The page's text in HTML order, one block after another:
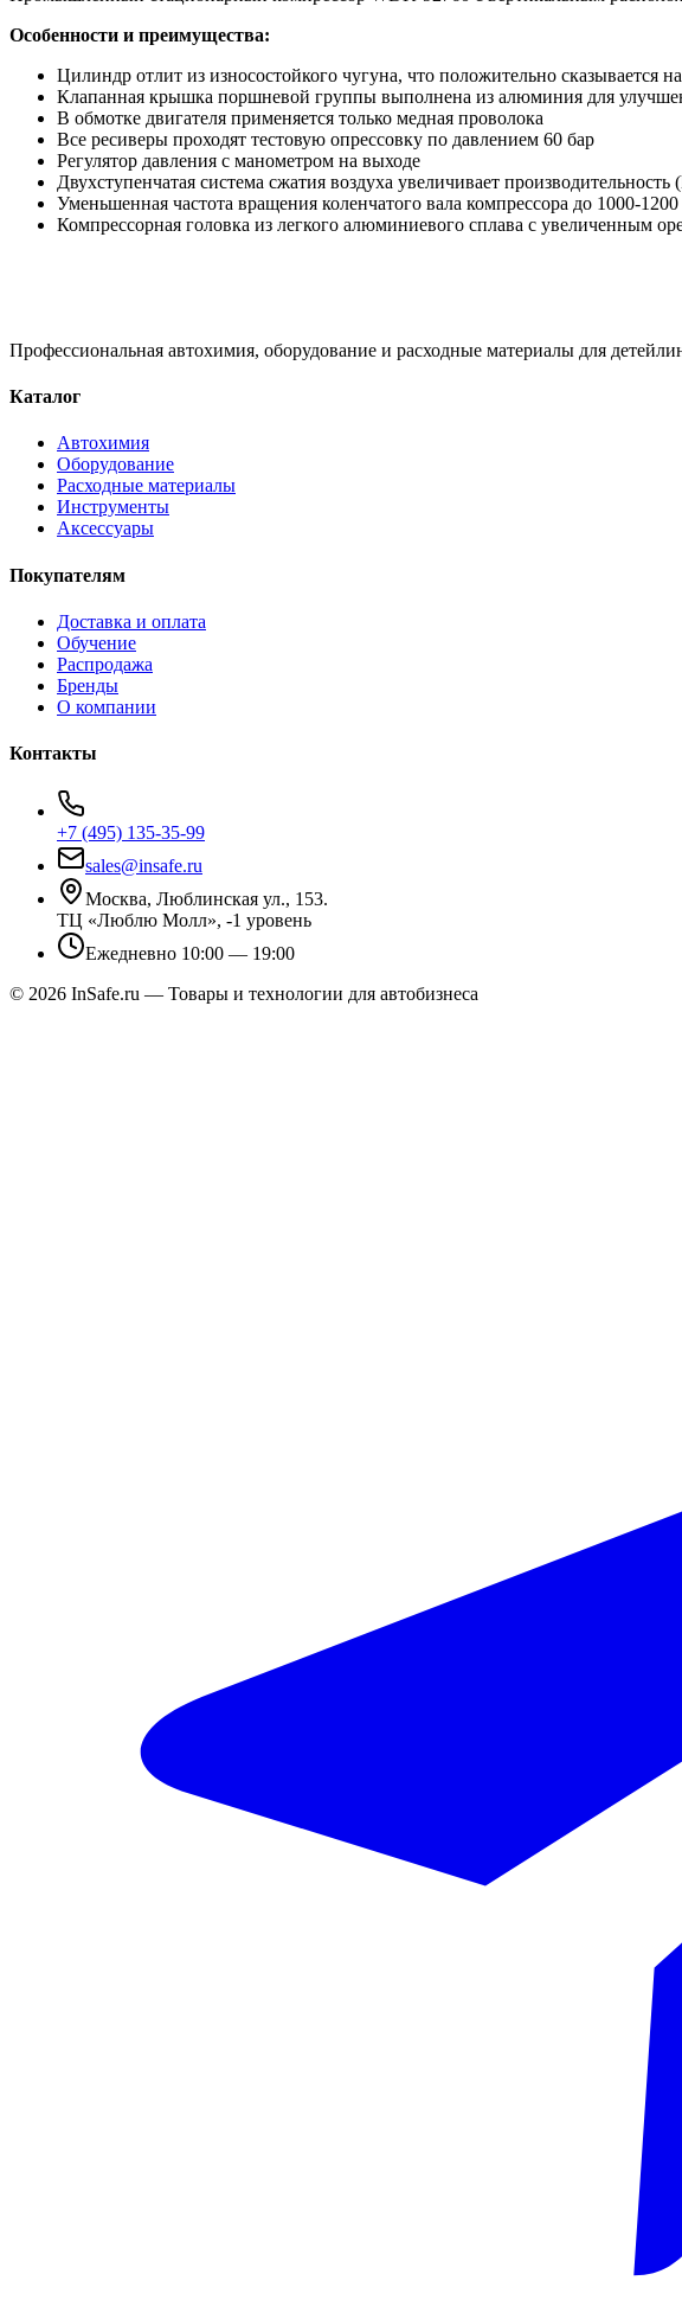
Особенности и преимущества:
Цилиндр отлит из износостойкого чугуна, что положительно сказывается
Клапанная крышка поршневой группы выполнена из алюминия для
В обмотке двигателя применяется только медная проволока
Все ресиверы проходят тестовую опрессовку по давлением 60 бар
Регулятор давления с манометром на выходе
Двухступенчатая система сжатия воздуха увеличивает
Уменьшенная частота вращения коленчатого вала компрессора до 1000-
Компрессорная головка из легкого алюминиевого сплава с увеличенным
Профессиональная автохимия, оборудование и расходные материалы для
Каталог
Автохимия
Оборудование
Расходные материалы
Инструменты
Аксессуары
Покупателям
Доставка и оплата
Обучение
Распродажа
Бренды
О компании
Контакты
+7 (495) 135-35-99
sales@insafe.ru
Москва, Люблинская ул., 153.
ТЦ «Люблю Молл», -1 уровень
Ежедневно 10:00 — 19:00
© 2026 InSafe.ru — Товары и технологии для автобизнеса